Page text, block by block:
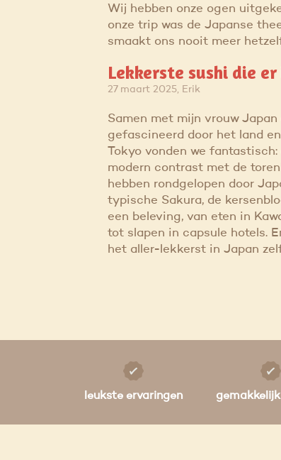
Wij hebben onze ogen
onze trip was de Japanse
smaakt ons nooit meer
Lekkerste sushi die er
27 maart 2025, Erik
Samen met mijn vrouw
gefascineerd door het land
Tokyo vonden we
modern contrast met de
hebben rondgelopen door
typische Sakura, de
een beleving, van eten in
tot slapen in capsule hotels.
het aller-lekkerst in Japan
leukste ervaringen